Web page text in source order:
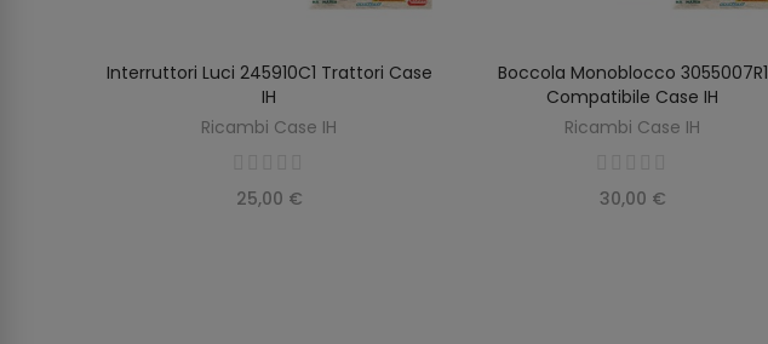
AGGIUNGI AL CARRELLO
Interruttori Luci 245910C1 Trattori Case
IH
Ricambi Case IH
25,00 €
AGGIUNGI AL CARRELLO
Boccola Monoblocco 3055007R1
Compatibile Case IH
Ricambi Case IH
30,00 €